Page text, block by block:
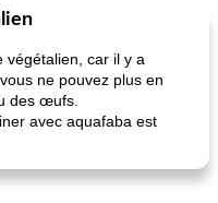
et volaille
végétalien, car il y a
ne pouvez plus en
des œufs.
avec aquafaba est